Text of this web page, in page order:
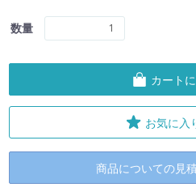
数量
カート
お気に入
商品についての見